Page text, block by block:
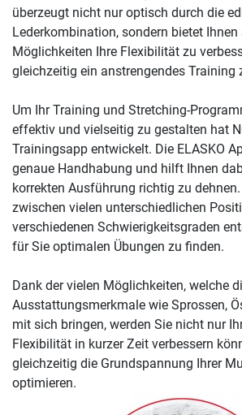
überzeugt nicht nur optisch durch die
Lederkombination, sondern bietet Ihnen
Möglichkeiten Ihre Flexibilität zu
gleichzeitig ein anstrengendes Training
Um Ihr Training und Stretching-
effektiv und vielseitig zu gestalten hat
Trainingsapp entwickelt. Die ELASKO
genaue Handhabung und hilft Ihnen
korrekten Ausführung richtig zu
zwischen vielen unterschiedlichen
verschiedenen Schwierigkeitsgraden
für Sie optimalen Übungen zu finden.
Dank der vielen Möglichkeiten, welche
Ausstattungsmerkmale wie Sprossen,
mit sich bringen, werden Sie nicht nur
Flexibilität in kurzer Zeit verbessern
gleichzeitig die Grundspannung Ihrer
optimieren.